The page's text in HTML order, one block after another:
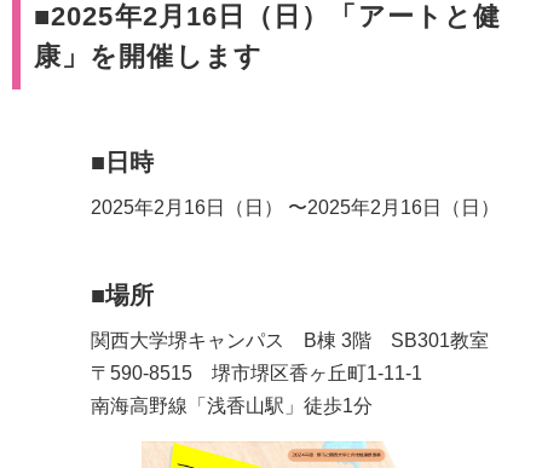
■2025年2月16日（日）「アートと健
康」を開催します
■日時
2025年2月16日（日） 〜2025年2月16日（日）
■場所
関西大学堺キャンパス B棟 3階 SB301教室
〒590-8515 堺市堺区香ヶ丘町1-11-1
南海高野線「浅香山駅」徒歩1分